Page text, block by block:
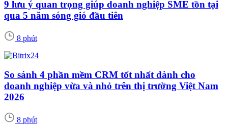
9 lưu ý quan trọng giúp doanh nghiệp SME tồn tại
qua 5 năm sóng gió đầu tiên
8 phút
So sánh 4 phần mềm CRM tốt nhất dành cho
doanh nghiệp vừa và nhỏ trên thị trường Việt Nam
2026
8 phút